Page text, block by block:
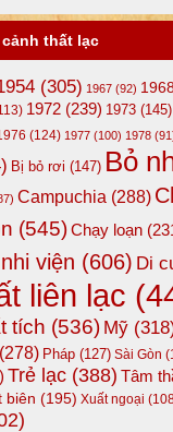
thất lạc
(305) 1967(92)
1972(239) 1973(145)
(124) 1977(100) 1978
Bị bỏ rơi (147) Bỏ
Campuchia (288)
(545)Chạy loạn
viện (606) Di
liên lạc
tích (536) Mỹ
(278) Pháp(127) Sài Gòn
Trẻ lạc(388) Tâm
biên (195) Xuất ngoại